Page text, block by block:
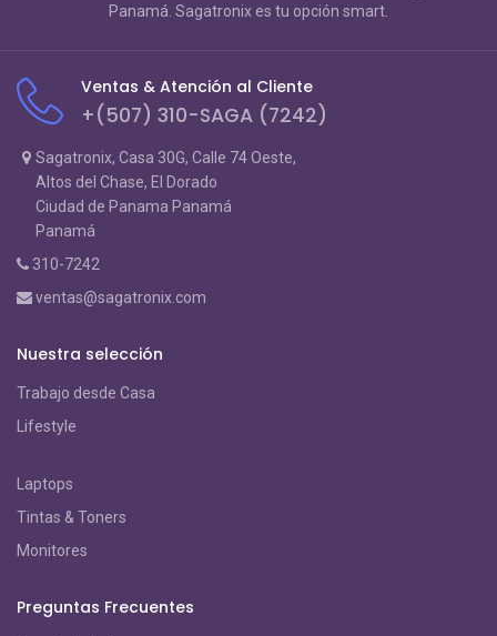
Panamá. Sagatronix es tu opción smart.
Ventas & Atención al Cliente
+(507) 310-SAGA (7242)
Sagatronix, Casa 30G, Calle 74 Oeste,
Altos del Chase, El Dorado
Ciudad de Panama Panamá
Panamá
310-7242
ventas@sagatronix.com
Nuestra selección
Trabajo desde Casa
Lifestyle
Laptops
Tintas & Toners
Monitores
Preguntas Frecuentes